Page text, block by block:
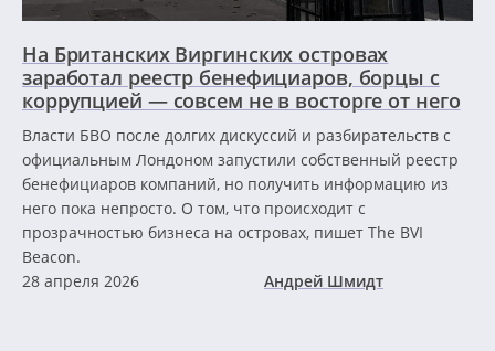
На Британских Виргинских островах
заработал реестр бенефициаров, борцы с
коррупцией — совсем не в восторге от него
Власти БВО после долгих дискуссий и разбирательств с
официальным Лондоном запустили собственный реестр
бенефициаров компаний, но получить информацию из
него пока непросто. О том, что происходит с
прозрачностью бизнеса на островах, пишет The BVI
Beacon.
28 апреля 2026
Андрей Шмидт